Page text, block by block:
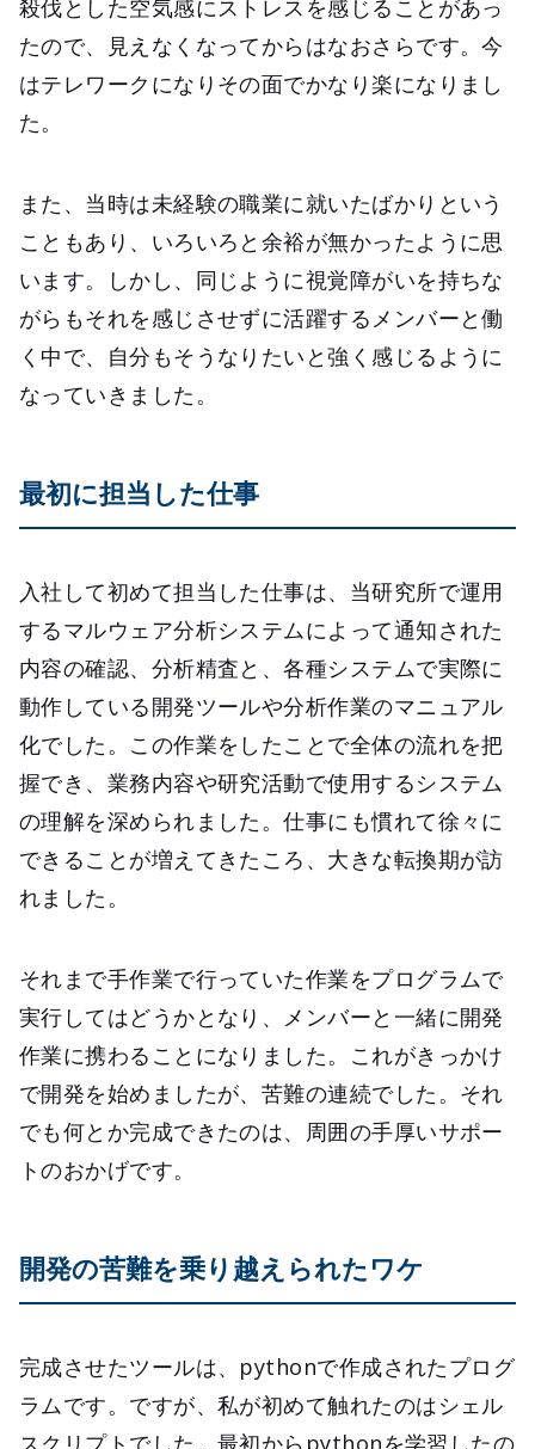
殺伐とした空気感にストレスを感じることがあっ
たので、見えなくなってからはなおさらです。今
はテレワークになりその面でかなり楽になりまし
た。
また、当時は未経験の職業に就いたばかりという
こともあり、いろいろと余裕が無かったように思
います。しかし、同じように視覚障がいを持ちな
がらもそれを感じさせずに活躍するメンバーと働
く中で、自分もそうなりたいと強く感じるように
なっていきました。
最初に担当した仕事
入社して初めて担当した仕事は、当研究所で運用
するマルウェア分析システムによって通知された
内容の確認、分析精査と、各種システムで実際に
動作している開発ツールや分析作業のマニュアル
化でした。この作業をしたことで全体の流れを把
握でき、業務内容や研究活動で使用するシステム
の理解を深められました。仕事にも慣れて徐々に
できることが増えてきたころ、大きな転換期が訪
れました。
それまで手作業で行っていた作業をプログラムで
実行してはどうかとなり、メンバーと一緒に開発
作業に携わることになりました。これがきっかけ
で開発を始めましたが、苦難の連続でした。それ
でも何とか完成できたのは、周囲の手厚いサポー
トのおかげです。
開発の苦難を乗り越えられたワケ
完成させたツールは、pythonで作成されたプログ
ラムです。ですが、私が初めて触れたのはシェル
スクリプトでした。最初からpythonを学習したの